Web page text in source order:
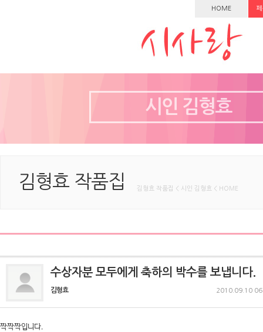
HOME
시인 김형효
김형효 작품집 김형효 작품집 < 시인 김형효 < HOME
수상자분 모두에게 축하의 박수를 보냅니다.
김형효 2010.09.10
짝짝짝입니다.